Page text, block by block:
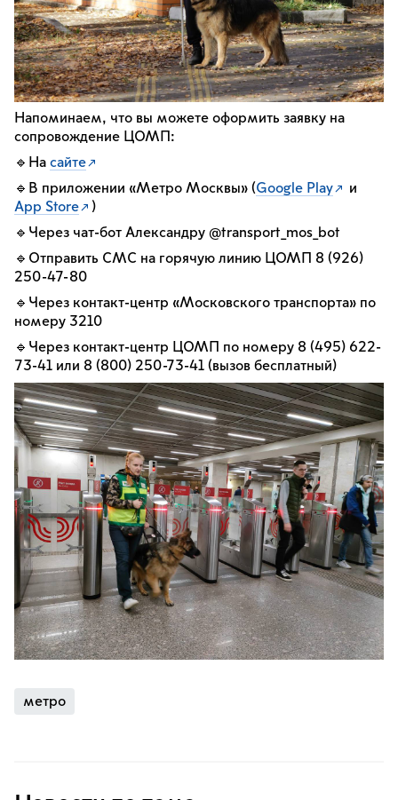
Напоминаем, что вы можете оформить заявку на
сопровождение ЦОМП:
🔹На сайте
🔹В приложении «Метро Москвы» (Google Play
и
App Store
)
🔹Через чат-бот Александру @transport_mos_bot
🔹Отправить СМС на горячую линию ЦОМП 8 (926)
250-47-80
🔹Через контакт-центр «Московского транспорта» по
номеру 3210
🔹Через контакт-центр ЦОМП по номеру 8 (495) 622-
73-41 или 8 (800) 250-73-41 (вызов бесплатный)
метро